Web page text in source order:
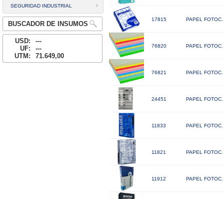
SEGURIDAD INDUSTRIAL
BUSCADOR DE INSUMOS
USD:
---
UF:
---
UTM:
71.649,00
17815 PAPEL
76820 PAPEL
76821 PAPEL
24451 PAPEL
11833 PAPEL
11821 PAPEL
11912 PAPEL